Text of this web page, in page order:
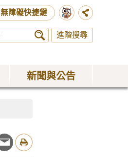
無障礙快捷鍵
進階搜尋
新聞與公告